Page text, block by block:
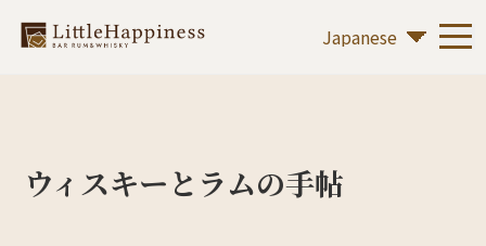
ウィスキーとラムの手帖